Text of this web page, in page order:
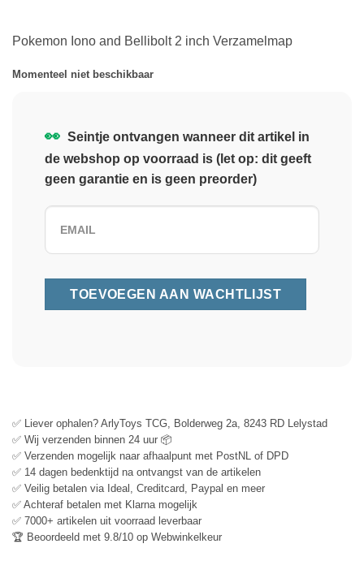
Pokemon Iono and Bellibolt 2 inch Verzamelmap
Momenteel niet beschikbaar
👀 Seintje ontvangen wanneer dit artikel in
de webshop op voorraad is (let op: dit geeft
geen garantie en is geen preorder)
✅ Liever ophalen? ArlyToys TCG, Bolderweg 2a, 8243 RD Lelystad
✅ Wij verzenden binnen 24 uur 📦
✅ Verzenden mogelijk naar afhaalpunt met PostNL of DPD
✅ 14 dagen bedenktijd na ontvangst van de artikelen
✅ Veilig betalen via Ideal, Creditcard, Paypal en meer
✅ Achteraf betalen met Klarna mogelijk
✅ 7000+ artikelen uit voorraad leverbaar
🏆 Beoordeeld met 9.8/10 op Webwinkelkeur